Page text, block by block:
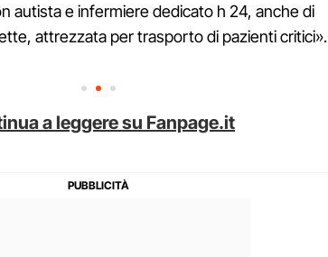
autista e infermiere dedicato h 24, anche di
attrezzata per trasporto di pazienti critici».
a leggere su Fanpage.it